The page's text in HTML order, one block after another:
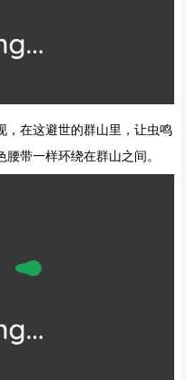
，在这避世的群山里，让虫鸣
带一样环绕在群山之间。